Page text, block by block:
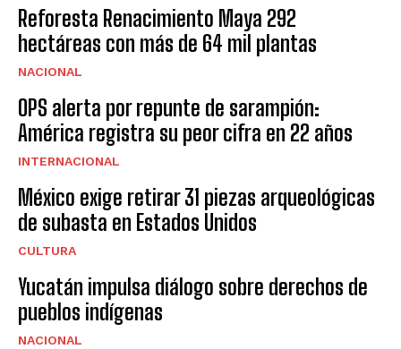
Reforesta Renacimiento Maya 292
hectáreas con más de 64 mil plantas
NACIONAL
OPS alerta por repunte de sarampión:
América registra su peor cifra en 22 años
INTERNACIONAL
México exige retirar 31 piezas arqueológicas
de subasta en Estados Unidos
CULTURA
Yucatán impulsa diálogo sobre derechos de
pueblos indígenas
NACIONAL